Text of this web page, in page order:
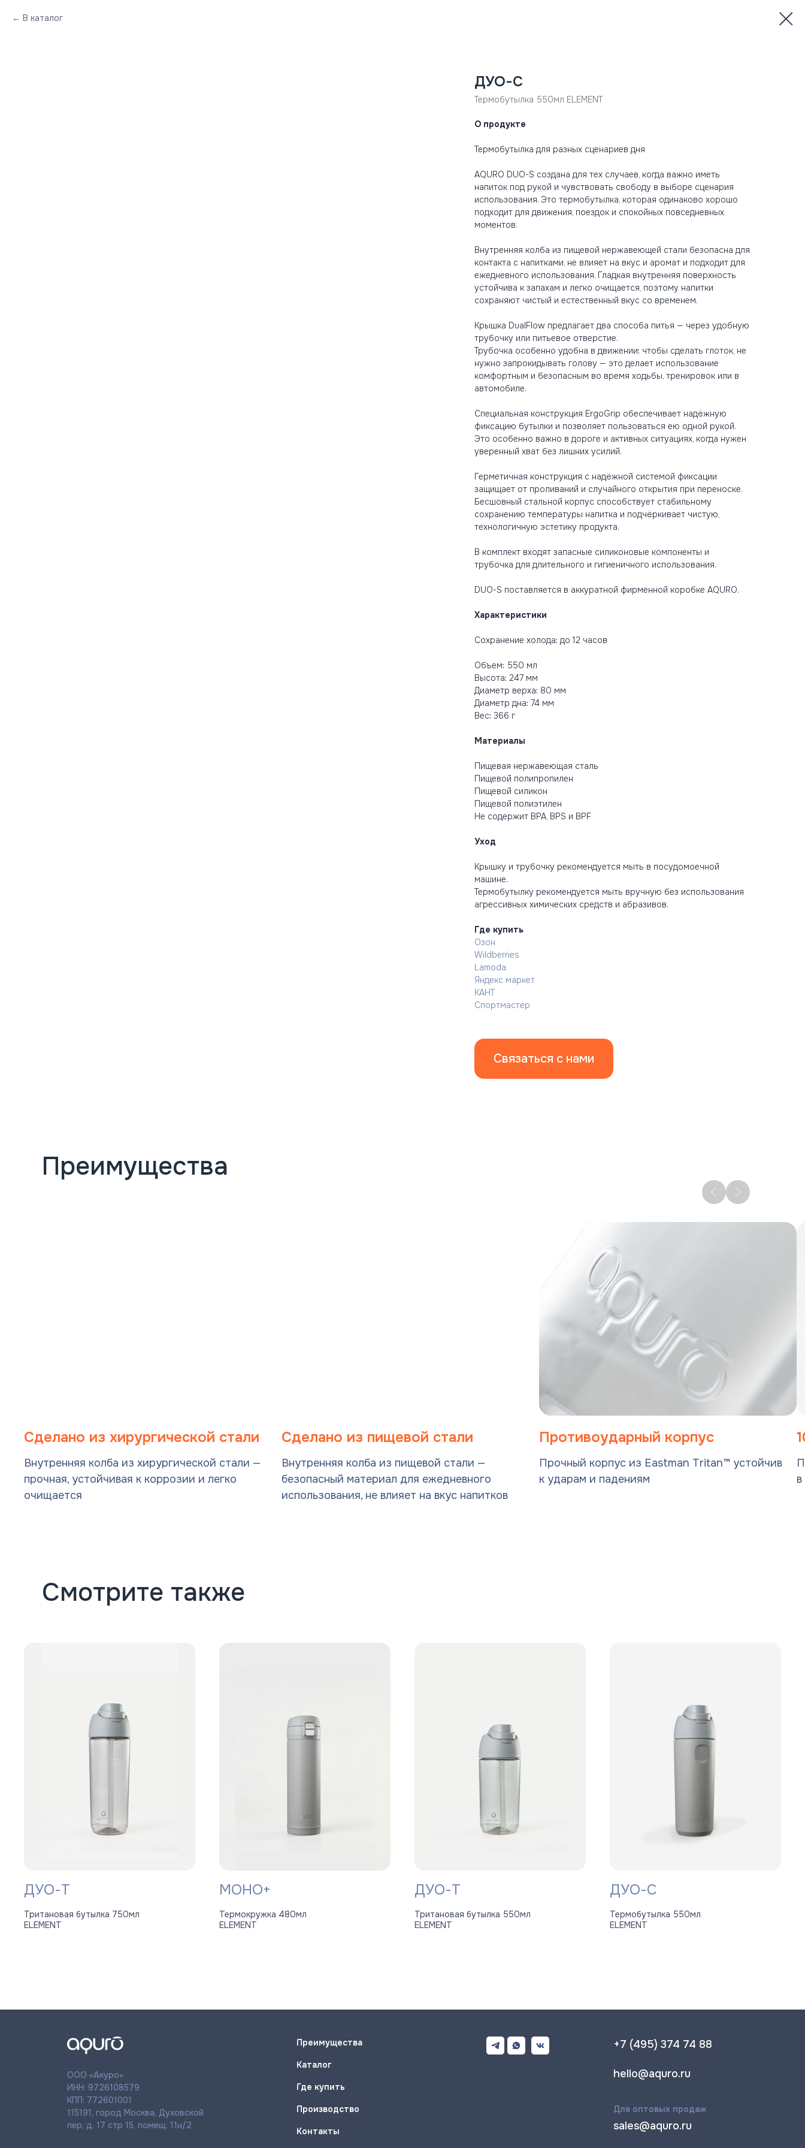
В каталог
ДУО-С
Термобутылка 550мл ELEMENT
О продукте
Термобутылка для разных сценариев дня
AQURO DUO-S создана для тех случаев, когда важно иметь
напиток под рукой и чувствовать свободу в выборе сценария
использования. Это термобутылка, которая одинаково хорошо
подходит для движения, поездок и спокойных повседневных
моментов.
Внутренняя колба из пищевой нержавеющей стали безопасна для
контакта с напитками, не влияет на вкус и аромат и подходит для
ежедневного использования. Гладкая внутренняя поверхность
устойчива к запахам и легко очищается, поэтому напитки
сохраняют чистый и естественный вкус со временем.
Крышка DualFlow предлагает два способа питья — через удобную
трубочку или питьевое отверстие.
Трубочка особенно удобна в движении: чтобы сделать глоток, не
нужно запрокидывать голову — это делает использование
комфортным и безопасным во время ходьбы, тренировок или в
автомобиле.
Специальная конструкция ErgoGrip обеспечивает надёжную
фиксацию бутылки и позволяет пользоваться ею одной рукой.
Это особенно важно в дороге и активных ситуациях, когда нужен
уверенный хват без лишних усилий.
Герметичная конструкция с надёжной системой фиксации
защищает от проливаний и случайного открытия при переноске.
Бесшовный стальной корпус способствует стабильному
сохранению температуры напитка и подчёркивает чистую,
технологичную эстетику продукта.
В комплект входят запасные силиконовые компоненты и
трубочка для длительного и гигиеничного использования.
DUO-S поставляется в аккуратной фирменной коробке AQURO.
Характеристики
Сохранение холода: до 12 часов
Объем: 550 мл
Высота: 247 мм
Диаметр верха: 80 мм
Диаметр дна: 74 мм
Вес: 366 г
Материалы
Пищевая нержавеющая сталь
Пищевой полипропилен
Пищевой силикон
Пищевой полиэтилен
Не содержит BPA, BPS и BPF
Уход
Крышку и трубочку рекомендуется мыть в посудомоечной
машине.
Термобутылку рекомендуется мыть вручную без использования
агрессивных химических средств и абразивов.
Где купить
Озон
Wildberries
Lamoda
Яндекс маркет
КАНТ
Спортмастер
Связаться с нами
Преимущества
Сделано из хирургической стали
Внутренняя колба из хирургической стали —
прочная, устойчивая к коррозии и легко
очищается
Сделано из пищевой стали
Внутренняя колба из пищевой стали —
безопасный материал для ежедневного
использования, не влияет на вкус напитков
Противоударный корпус
Прочный корпус из Eastman Tritan™ устойчив
к ударам и падениям
Смотрите также
ДУО-Т
Тритановая бутылка 750мл
ELEMENT
МОНО+
Термокружка 480мл
ELEMENT
ДУО-Т
Тритановая бутылка 550мл
ELEMENT
ДУО-С
Термобутылка 550мл
ELEMENT
sales@aquro.ru
hello@aquro.ru
+7 (495) 374 74 88
ООО «Акуро»
ИНН: 9726108579
КПП: 772601001
115191, город Москва, Духовской
пер, д. 17 стр 15, помещ. 11н/2
Преимущества
Каталог
Где купить
Производство
Контакты
Для оптовых продаж